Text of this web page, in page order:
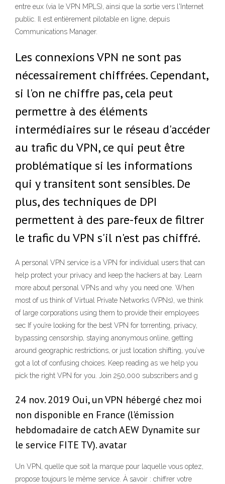
entre eux (via le VPN MPLS), ainsi que la sortie vers l'Internet
public. Il est entièrement pilotable en ligne, depuis
Communications Manager.
Les connexions VPN ne sont pas
nécessairement chiffrées. Cependant,
si l'on ne chiffre pas, cela peut
permettre à des éléments
intermédiaires sur le réseau d'accéder
au trafic du VPN, ce qui peut être
problématique si les informations
qui y transitent sont sensibles. De
plus, des techniques de DPI
permettent à des pare-feux de filtrer
le trafic du VPN s'il n'est pas chiffré.
A personal VPN service is a VPN for individual users that can
help protect your privacy and keep the hackers at bay. Learn
more about personal VPNs and why you need one. When
most of us think of Virtual Private Networks (VPNs), we think
of large corporations using them to provide their employees
sec If you’re looking for the best VPN for torrenting, privacy,
bypassing censorship, staying anonymous online, getting
around geographic restrictions, or just location shifting, you’ve
got a lot of confusing choices. Keep reading as we help you
pick the right VPN for you. Join 250,000 subscribers and g
24 nov. 2019 Oui, un VPN hébergé chez moi
non disponible en France (l'émission
hebdomadaire de catch AEW Dynamite sur
le service FITE TV). avatar
Un VPN, quelle que soit la marque pour laquelle vous optez,
propose toujours le même service. À savoir : chiffrer votre